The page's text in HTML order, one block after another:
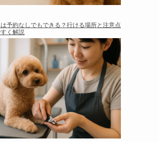
予約なしでもできる？行ける場所と注意点
く解説